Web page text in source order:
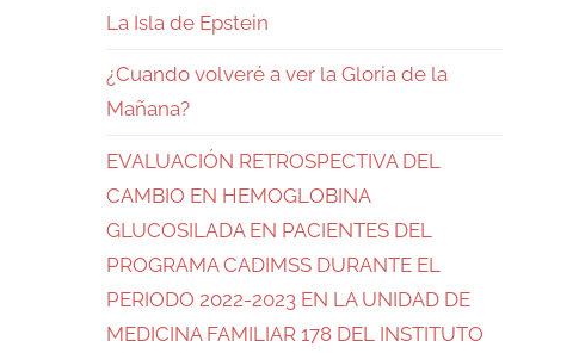
La Isla de Epstein
¿Cuando volveré a ver la Gloria de la
Mañana?
EVALUACIÓN RETROSPECTIVA DEL
CAMBIO EN HEMOGLOBINA
GLUCOSILADA EN PACIENTES DEL
PROGRAMA CADIMSS DURANTE EL
PERIODO 2022-2023 EN LA UNIDAD DE
MEDICINA FAMILIAR 178 DEL INSTITUTO